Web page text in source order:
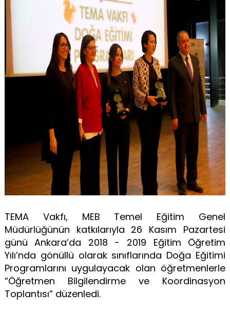
TEMA Vakfı, MEB Temel Eğitim Genel
Müdürlüğünün katkılarıyla 26 Kasım Pazartesi
günü Ankara’da 2018 - 2019 Eğitim Öğretim
Yılı’nda gönüllü olarak sınıflarında Doğa Eğitimi
Programlarını uygulayacak olan öğretmenlerle
“Öğretmen Bilgilendirme ve Koordinasyon
Toplantısı” düzenledi.